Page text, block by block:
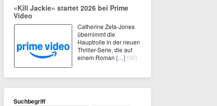
«Kill Jackie» startet 2026 bei Prime
Video
Catherine Zeta-Jones
übernimmt die
Hauptrolle in der neuen
Thriller-Serie, die auf
einem Roman […] (00)
Suchbegriff